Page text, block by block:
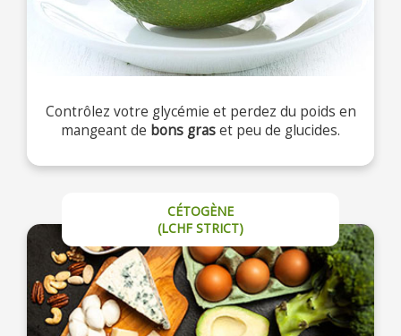
Contrôlez votre glycémie et perdez du poids en
mangeant de bons graset peu de glucides.
CÉTOGÈNE
(LCHF STRICT)